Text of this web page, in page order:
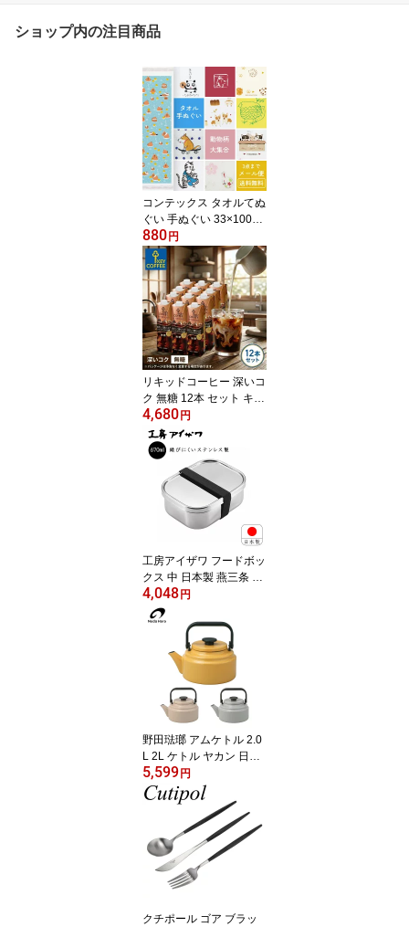
ショップ内の注目商品
コンテックス タオルてぬ
ぐい 手ぬぐい 33×100cm
布ごよみ フェイスタオル
kontex コンテックスタオ
ル 手ぬぐいタオル 今治
アウトドア スポーツ キ
ャンプ サウナ 綿100％
速乾 吸収 軽量 日本製 汗
拭きタオル ヨガ ギフト
プレゼント【3点までメ
ール便送料無料】
880円
リキッドコーヒー 深いコ
ク 無糖 12本 セット キー
コーヒー KEY DOORS+
1L 1000ml 紙パック アイ
スコーヒー リキッド 香
ばしく深いコク 送料無料
4,680円
工房アイザワ フードボッ
クス 中 日本製 燕三条 67
0ml お弁当箱 ランチボッ
クス バンド付 保存容器
食品保存 シンプル おし
ゃれ 女性 男子 大人 子供
ベルト付 かわいい UTILE
lunch-box 70266 送料無
4,048円
野田琺瑯 アムケトル 2.0
L 2L ケトル ヤカン 日本
製 選べる3色 AM-20K ベ
ージュ グレー ヤマブキ
野田ホーロー IH対応 ガ
5,599円
クチポール ゴア ブラッ